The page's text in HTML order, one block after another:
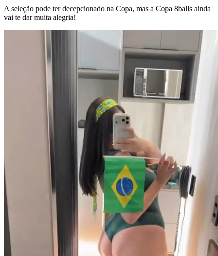
A seleção pode ter decepcionado na Copa, mas a Copa 8balls ainda
vai te dar muita alegria!